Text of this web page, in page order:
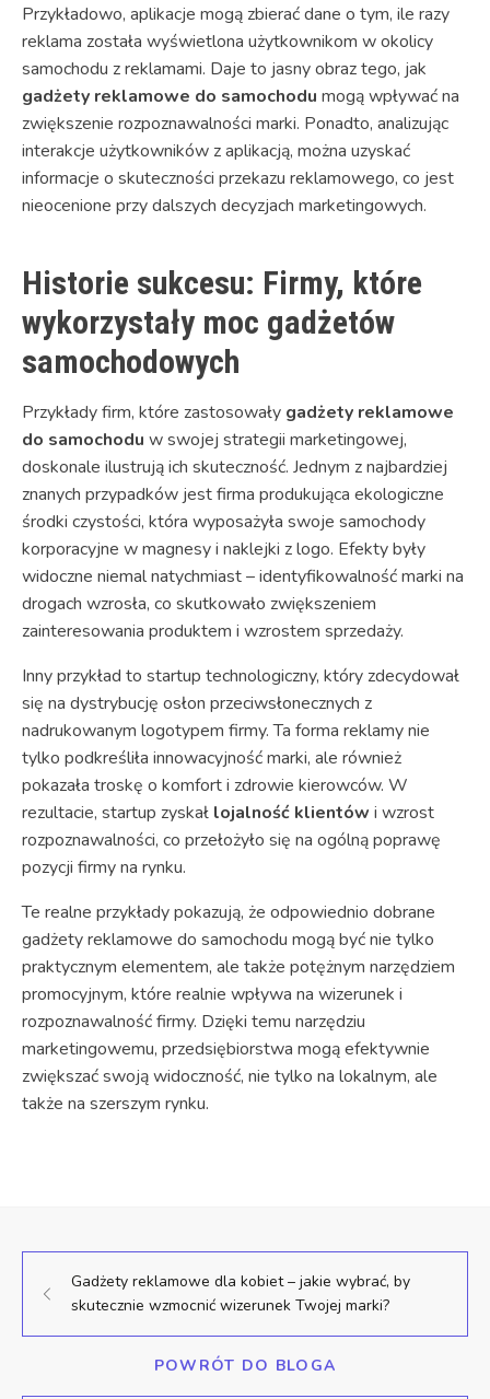
Przykładowo, aplikacje mogą zbierać dane o tym, ile razy
reklama została wyświetlona użytkownikom w okolicy
samochodu z reklamami. Daje to jasny obraz tego, jak
gadżety reklamowe do samochodu mogą wpływać na
zwiększenie rozpoznawalności marki. Ponadto, analizując
interakcje użytkowników z aplikacją, można uzyskać
informacje o skuteczności przekazu reklamowego, co jest
nieocenione przy dalszych decyzjach marketingowych.
Historie sukcesu: Firmy, które
wykorzystały moc gadżetów
samochodowych
Przykłady firm, które zastosowały gadżety reklamowe
do samochodu w swojej strategii marketingowej,
doskonale ilustrują ich skuteczność. Jednym z najbardziej
znanych przypadków jest firma produkująca ekologiczne
środki czystości, która wyposażyła swoje samochody
korporacyjne w magnesy i naklejki z logo. Efekty były
widoczne niemal natychmiast – identyfikowalność marki na
drogach wzrosła, co skutkowało zwiększeniem
zainteresowania produktem i wzrostem sprzedaży.
Inny przykład to startup technologiczny, który zdecydował
się na dystrybucję osłon przeciwsłonecznych z
nadrukowanym logotypem firmy. Ta forma reklamy nie
tylko podkreśliła innowacyjność marki, ale również
pokazała troskę o komfort i zdrowie kierowców. W
rezultacie, startup zyskał lojalność klientów i wzrost
rozpoznawalności, co przełożyło się na ogólną poprawę
pozycji firmy na rynku.
Te realne przykłady pokazują, że odpowiednio dobrane
gadżety reklamowe do samochodu mogą być nie tylko
praktycznym elementem, ale także potężnym narzędziem
promocyjnym, które realnie wpływa na wizerunek i
rozpoznawalność firmy. Dzięki temu narzędziu
marketingowemu, przedsiębiorstwa mogą efektywnie
zwiększać swoją widoczność, nie tylko na lokalnym, ale
także na szerszym rynku.
Gadżety reklamowe dla kobiet – jakie wybrać, by
skutecznie wzmocnić wizerunek Twojej marki?
POWRÓT DO BLOGA